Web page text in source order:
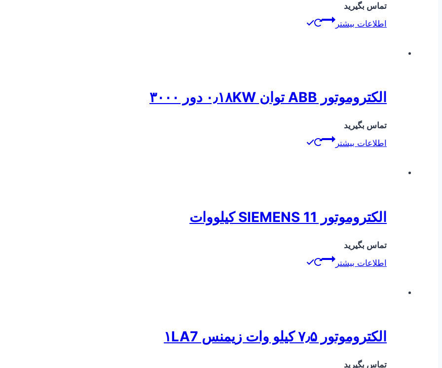
تماس بگیرید
اطلاعات بیشتر
الکتروموتور ABB توان ۰٫۱۸KW دور ۳۰۰۰
تماس بگیرید
اطلاعات بیشتر
الکتروموتور SIEMENS 11 کیلووات
تماس بگیرید
اطلاعات بیشتر
الکتروموتور ۷٫۵ کیلو وات زیمنس ۱LA7
تماس بگیرید